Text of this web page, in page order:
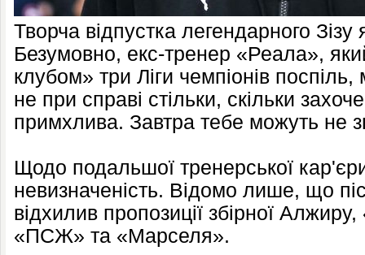
Творча відпустка легендарного Зізу
Безумовно, екс-тренер «Реала»,
клубом» три Ліги чемпіонів
не при справі стільки, скільки
примхлива. Завтра тебе можуть не
Щодо подальшої тренерської
невизначеність. Відомо лише, що
відхилив пропозиції збірної
«ПСЖ» та «Марселя».